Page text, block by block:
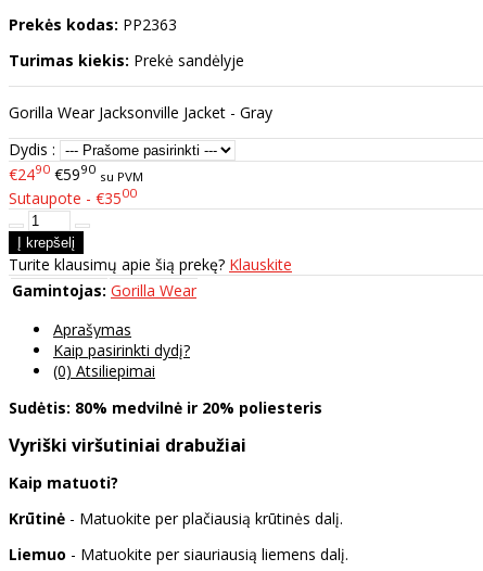
Prekės kodas: PP2363
Turimas kiekis: Prekė sandėlyje
Gorilla Wear Jacksonville Jacket - Gray
Dydis :
€2490 €5990 su PVM
Sutaupote - €3500
Turite klausimų apie šią prekę? Klauskite
Gamintojas: Gorilla Wear
Aprašymas
Kaip pasirinkti dydį?
(0) Atsiliepimai
Sudėtis: 80% medvilnė ir 20% poliesteris
Vyriški viršutiniai drabužiai
Kaip matuoti?
Krūtinė - Matuokite per plačiausią krūtinės dalį.
Liemuo - Matuokite per siauriausią liemens dalį.